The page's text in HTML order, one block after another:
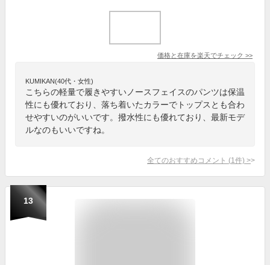
価格と在庫を楽天でチェック >>
KUMIKAN(40代・女性)
こちらの軽量で履きやすいノースフェイスのパンツは保温
性にも優れており、落ち着いたカラーでトップスとも合わ
せやすいのがいいです。撥水性にも優れており、最新モデ
ルなのもいいですね。
全てのおすすめコメント (1 件) >
13